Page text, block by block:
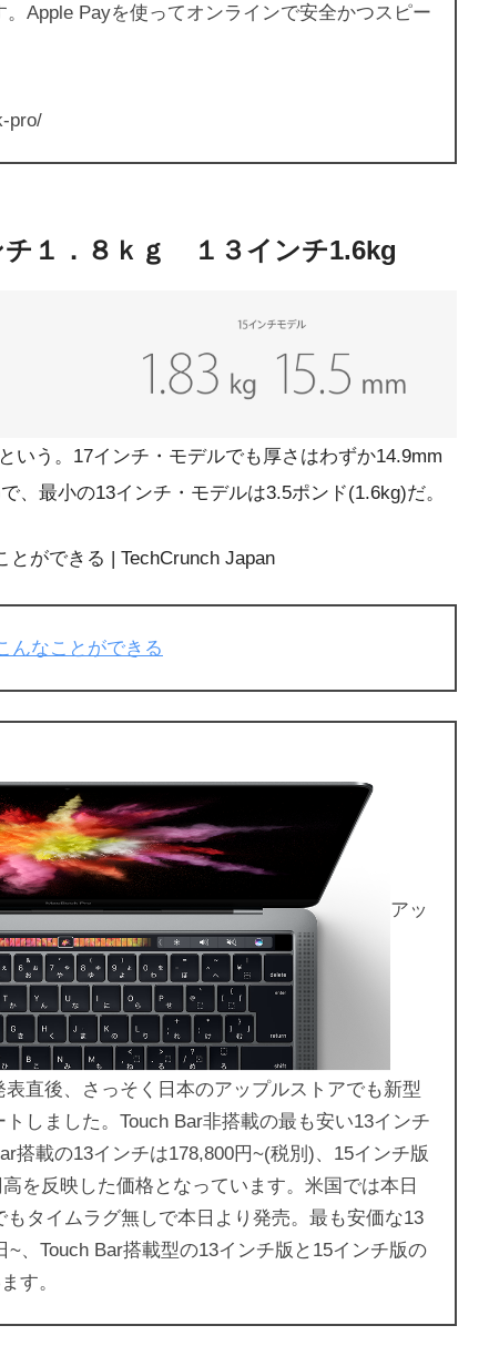
Apple Payを使ってオンラインで安全かつスピー
pro/
チ１．８ｋｇ １３インチ1.6kg
いう。17インチ・モデルでも厚さはわずか14.9mm
、最小の13インチ・モデルは3.5ポンド(1.6kg)だ。
とができる | TechCrunch Japan
んなことができる
アッ
直後、さっそく日本のアップルストアでも新型
しました。Touch Bar非搭載の最も安い13インチ
搭載の13インチは178,800円~(税別)、15インチ版
を反映した価格となっています。米国では本日
タイムラグ無しで本日より発売。最も安価な13
、Touch Bar搭載型の13インチ版と15インチ版の
す。